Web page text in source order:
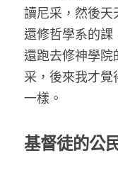
讀尼采，然後天
還修哲學系的課
還跑去修神學院
采，後來我才覺
一樣。
基督徒的公